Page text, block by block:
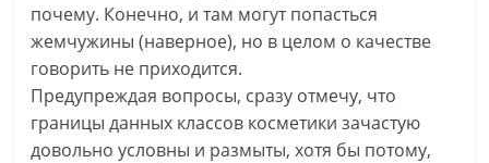
почему. Конечно, и там могут попасться
жемчужины (наверное), но в целом о качестве
говорить не приходится.
Предупреждая вопросы, сразу отмечу, что
границы данных классов косметики зачастую
довольно условны и размыты, хотя бы потому,